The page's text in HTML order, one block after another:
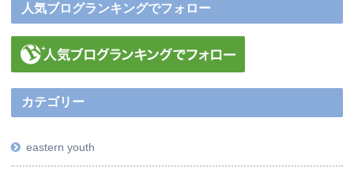
人気ブログランキングでフォロー
カテゴリー
eastern youth